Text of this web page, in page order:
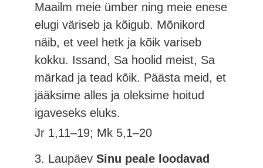
Maailm meie ümber ning meie enese
elugi väriseb ja kõigub. Mõnikord
näib, et veel hetk ja kõik variseb
kokku. Issand, Sa hoolid meist, Sa
märkad ja tead kõik. Päästa meid, et
jääksime alles ja oleksime hoitud
igaveseks eluks.
Jr 1,11–19; Mk 5,1–20
3. LaupäevSinu peale loodavad